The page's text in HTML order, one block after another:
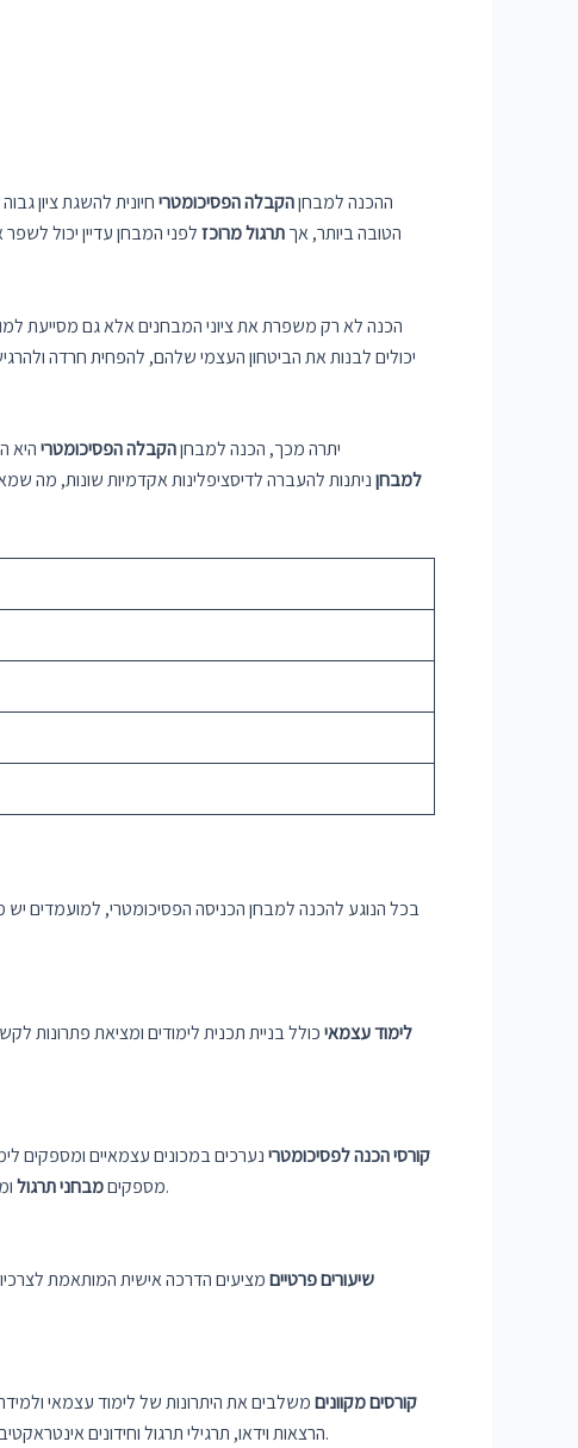
ההכנה למבחןהקבלה הפסיכומטריחיונית להשגת ציון
הטובה ביותר, אךתרגול מרוכזלפני המבחן עדיין יכול
הכנה לא רק משפרת את ציוני המבחנים אלא גם מסייעת
יכולים לבנות את הביטחון העצמי שלהם, להפחית חרדה
יתרה מכך, הכנה למבחןהקבלה הפסיכומטריהיא
למבחןניתנות להעברה לדיסציפלינות אקדמיות שונות, מה
בכל הנוגע להכנה למבחן הכניסה הפסיכומטרי, למועמדים יש
לימוד עצמאיכולל בניית תכנית לימודים ומציאת פתרונות
קורסי הכנה לפסיכומטרינערכים במכונים עצמאיים ומספקים
מספקיםמבחני תרגול ומציעים אסטרטגיות וטיפים לשיפור הביצועים. התלמידים נהנים מסביבת הלמידה המובנית ומההזדמנות לקיים אינטראקציה עם עמיתים.
שיעורים פרטייםמציעים הדרכה אישית המותאמת
קורסים מקווניםמשלבים את היתרונות של לימוד עצמאי
הרצאות וידאו, תרגילי תרגול וחידונים אינטראקטיביים. הם יכולים להיות אופציה משתלמת עבור מועמדים המעדיפים למידה בקצב עצמי ויש להם גישה מוגבלת לאפשרויות הכנה אישיות.